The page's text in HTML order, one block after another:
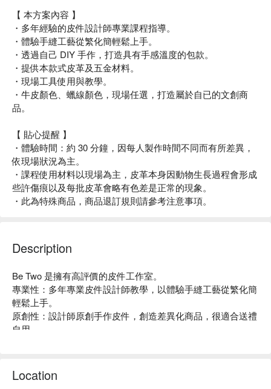
【 本方案內容 】
・多年經驗的皮件設計師專業課程指導。
・體驗手縫工藝從繁化簡輕鬆上手。
・透過自己 DIY 手作，打造具有手感溫度的包款。
・提供本款式皮革及五金材料。
・現場工具使用與教學。
・牛皮顏色、蠟線顏色，現場任選，打造屬於自已的文創商
品。
【 貼心提醒 】
・體驗時間：約 30 分鐘，因每人製作時間不同而有所差異，
依現場狀況為主。
・課程使用材料以現場為主，皮革本身因動物生長過程會形成
些許傷痕以及每批皮革會略有色差是正常的現象。
・此為特殊商品，商品退訂規則請參考注意事項。
Description
Be Two 是擁有高評價的皮件工作室。
專業性：多年專業皮件設計師教學，以體驗手縫工藝從繁化簡
輕鬆上手。
原創性：設計師原創手作皮件，創造差異化商品，很適合送禮
自用。
個人化：免費體驗壓印字模，壓印至商品上呈現個人化標誌。
耐用性：頭層牛皮耐用性佳，雙針蠟線縫合，細緻紮實工法，
Location